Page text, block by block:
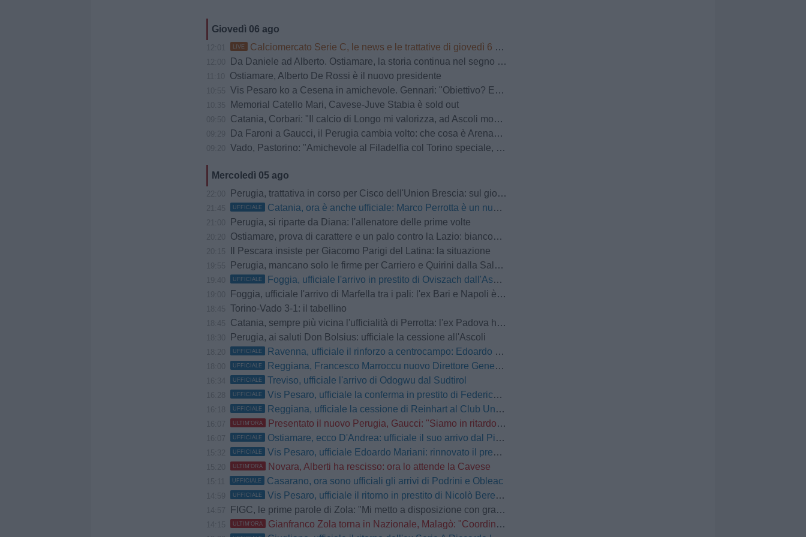
Giovedì 06 ago
LIVE Calciomercato Serie C, le news e le trattative di giovedì 6 agosto | LIVE
Da Daniele ad Alberto. Ostiamare, la storia continua nel segno dei De Rossi
Ostiamare, Alberto De Rossi è il nuovo presidente
Vis Pesaro ko a Cesena in amichevole. Gennari: "Obiettivo? Essere pronti per il Perugia in Coppa Italia"
Memorial Catello Mari, Cavese-Juve Stabia è sold out
Catania, Corbari: "Il calcio di Longo mi valorizza, ad Ascoli momenti indescrivibili"
Da Faroni a Gaucci, il Perugia cambia volto: che cosa è ArenaCuri?
Vado, Pastorino: "Amichevole al Filadelfia col Torino speciale, noi senza paura"
Mercoledì 05 ago
Perugia, trattativa in corso per Cisco dell'Union Brescia: sul giocatore forte interesse anche della Pro Vercelli
UFFICIALE Catania, ora è anche ufficiale: Marco Perrotta è un nuovo difensore rossazzurro
Perugia, si riparte da Diana: l'allenatore delle prime volte
Ostiamare, prova di carattere e un palo contro la Lazio: biancoviola sconfitti per 4-0 nel test amichevole
Il Pescara insiste per Giacomo Parigi del Latina: la situazione
Perugia, mancano solo le firme per Carriero e Quirini dalla Salernitana
UFFICIALE Foggia, ufficiale l'arrivo in prestito di Oviszach dall'Ascoli
Foggia, ufficiale l'arrivo di Marfella tra i pali: l'ex Bari e Napoli è un nuovo portiere rossonero
Torino-Vado 3-1: il tabellino
Catania, sempre più vicina l'ufficialità di Perrotta: l'ex Padova ha raggiunto il ritiro di Norcia
Perugia, ai saluti Don Bolsius: ufficiale la cessione all'Ascoli
UFFICIALE Ravenna, ufficiale il rinforzo a centrocampo: Edoardo Duca è un nuovo giocatore giallorosso
UFFICIALE Reggiana, Francesco Marroccu nuovo Direttore Generale dell'Area Tecnica
UFFICIALE Treviso, ufficiale l'arrivo di Odogwu dal Sudtirol
UFFICIALE Vis Pesaro, ufficiale la conferma in prestito di Federico Tavernaro dal Venezia
UFFICIALE Reggiana, ufficiale la cessione di Reinhart al Club Universidad de Chile
ULTIM'ORA Presentato il nuovo Perugia, Gaucci: "Siamo in ritardo ma faremo una squadra competitiva"
UFFICIALE Ostiamare, ecco D'Andrea: ufficiale il suo arrivo dal Pineto
UFFICIALE Vis Pesaro, ufficiale Edoardo Mariani: rinnovato il prestito dal Venezia
ULTIM'ORA Novara, Alberti ha rescisso: ora lo attende la Cavese
UFFICIALE Casarano, ora sono ufficiali gli arrivi di Podrini e Obleac
UFFICIALE Vis Pesaro, ufficiale il ritorno in prestito di Nicolò Berengo dal Venezia
FIGC, le prime parole di Zola: "Mi metto a disposizione con grande senso del dovere"
ULTIM'ORA Gianfranco Zola torna in Nazionale, Malagò: "Coordinerà i progetti delle attività giovanili".